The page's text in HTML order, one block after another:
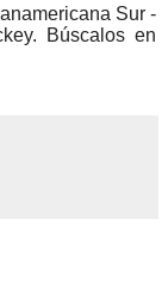
Sur -
Búscalos en